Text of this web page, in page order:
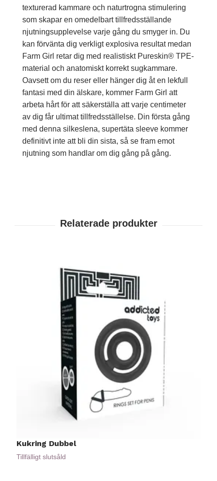
texturerad kammare och naturtrogna stimulering
som skapar en omedelbart tillfredsställande
njutningsupplevelse varje gång du smyger in. Du
kan förvänta dig verkligt explosiva resultat medan
Farm Girl retar dig med realistiskt Pureskin® TPE-
material och anatomiskt korrekt sugkammare.
Oavsett om du reser eller hänger dig åt en lekfull
fantasi med din älskare, kommer Farm Girl att
arbeta hårt för att säkerställa att varje centimeter
av dig får ultimat tillfredsställelse. Din första gång
med denna silkeslena, supertäta sleeve kommer
definitivt inte att bli din sista, så se fram emot
njutning som handlar om dig gång på gång.
Kukring Dubbel
Tillfälligt slutsåld